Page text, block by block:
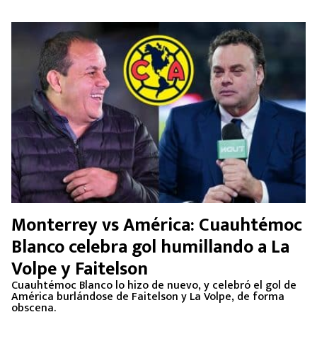
Monterrey vs América: Cuauhtémoc
Blanco celebra gol humillando a La
Volpe y Faitelson
Cuauhtémoc Blanco lo hizo de nuevo, y celebró el gol de
América burlándose de Faitelson y La Volpe, de forma
obscena.